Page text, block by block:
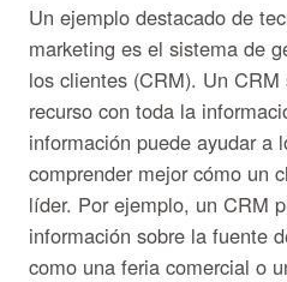
Un ejemplo destacado de
marketing es el sistema de
los clientes (CRM). Un
recurso con toda la
información puede ayudar a
comprender mejor cómo un
líder. Por ejemplo, un CRM
información sobre la fuente
como una feria comercial o